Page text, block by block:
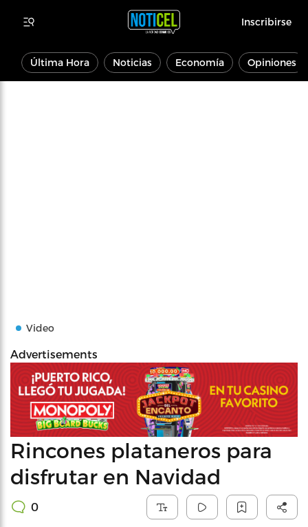
Inscribirse
Última Hora Noticias Economía Opiniones
Video
Advertisements
Rincones plataneros para
disfrutar en Navidad
0